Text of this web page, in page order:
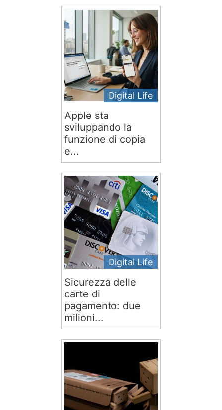
Digital Life
Apple sta
sviluppando la
funzione di copia
e...
Digital Life
Sicurezza delle
carte di
pagamento: due
milioni...